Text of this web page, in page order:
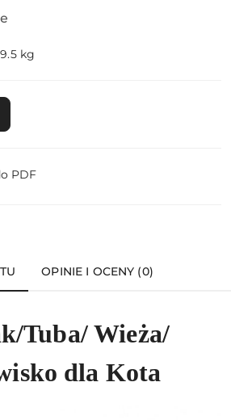
9.5 kg
PDF
OPINIE I OCENY (0)
Tuba/ Wieża/
dla Kota